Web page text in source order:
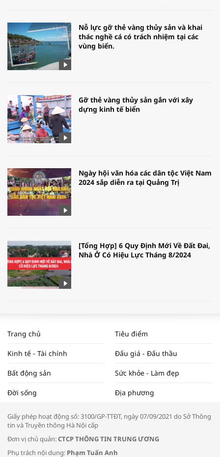
Nỗ lực gỡ thẻ vàng thủy sản và khai
thác nghề cá có trách nhiệm tại các
vùng biển.
Gỡ thẻ vàng thủy sản gắn với xây
dựng kinh tế biển
Ngày hội văn hóa các dân tộc Việt Nam
2024 sắp diễn ra tại Quảng Trị
[Tổng Hợp] 6 Quy Định Mới Về Đất Đai,
Nhà Ở Có Hiệu Lực Tháng 8/2024
ĐẬP THỊ TRƯỜNG #62
Tọa đàm “Xúc tiến thương mại: Khơi
Trang chủ Tiêu điểm
Kinh tế - Tài chính Đấu giá - Đấu thầu
Bất động sản Sức khỏe - Làm đẹp
Đời sống Địa phương
Giấy phép hoạt động số: 3100/GP-TTĐT, ngày 07/09/2021 do Sở Thông
tin và Truyền thông Hà Nội cấp
Đơn vị chủ quản:CTCP THÔNG TIN TRUNG ƯƠNG
Phụ trách nội dung: Phạm Tuấn Anh